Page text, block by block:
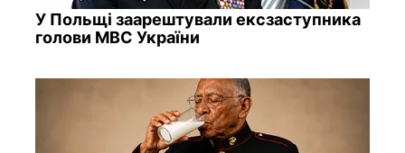
У Польщі заарештували ексзаступника
голови МВС України